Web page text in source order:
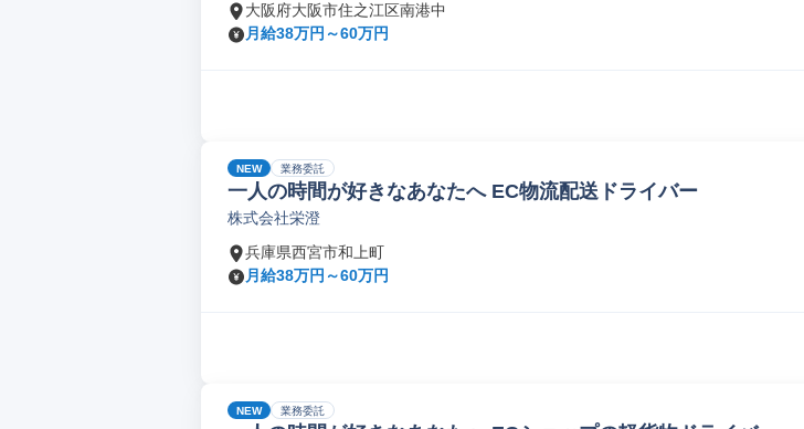
大阪府大阪市住之江区南港中
月給38万円～60万円
NEW 業務委託
一人の時間が好きなあなたへ EC物流配送ドライバー
株式会社栄澄
兵庫県西宮市和上町
月給38万円～60万円
NEW 業務委託